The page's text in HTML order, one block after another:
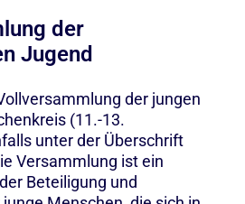
der
Jugend
der jungen
(11.-13.
unter der Überschrift
Versammlung ist ein
Beteiligung und